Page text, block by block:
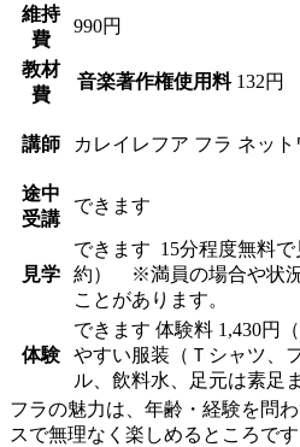
維持
費
990円
教材
費
音楽著作権使用料 132円
講師 カレイレフア フラ ネット
途中
受講
できます
見学
できます 15分程度無料
約） ※満員の場合や状
ことがあります。
体験
できます 体験料 1,430円
やすい服装（Ｔシャツ、
ル、飲料水、足元は素足
フラの魅力は、年齢・経験を問
スで無理なく楽しめるところで